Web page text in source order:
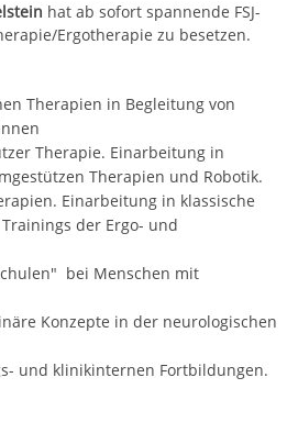
hat ab sofort spannende FSJ-
Ergotherapie zu besetzen.
Therapien in Begleitung von
Therapie. Einarbeitung in
Therapien und Robotik.
Einarbeitung in klassische
der Ergo- und
bei Menschen mit
Konzepte in der neurologischen
und klinikinternen Fortbildungen.